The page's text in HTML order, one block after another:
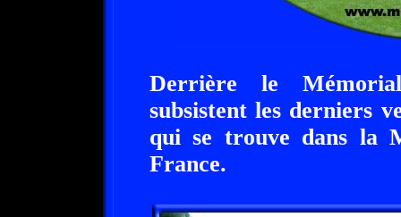
Derrière le
subsistent les derniers
qui se trouve dans la
France.